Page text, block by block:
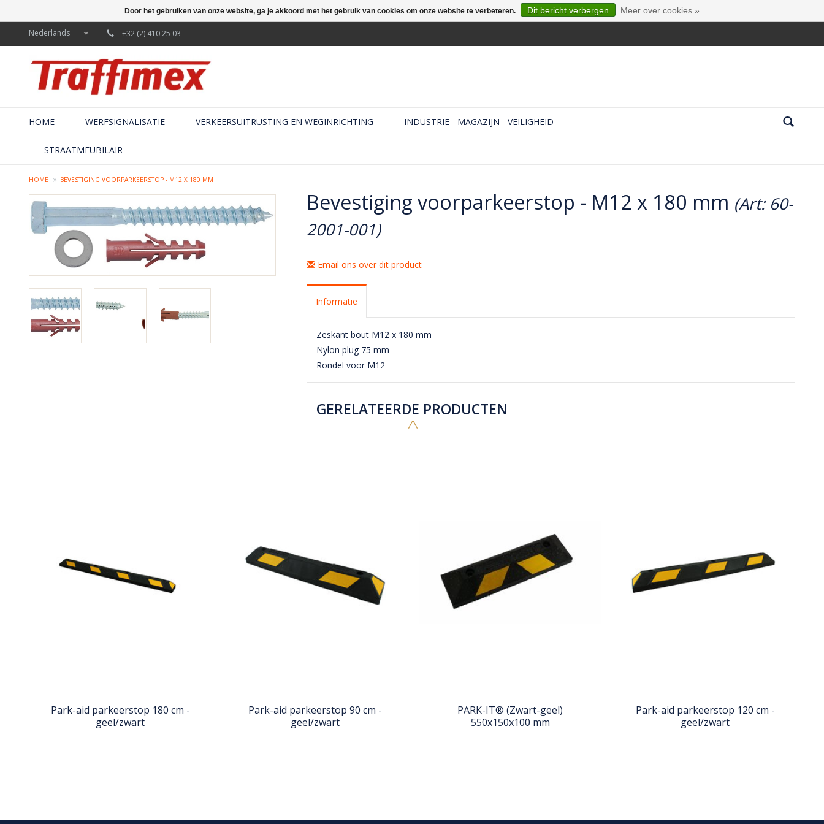
Nederlands +32 (2) 410 25 03
HOME WERFSIGNALISATIE VERKEERSUITRUSTING EN WEGINRICHTING INDUSTRIE - MAGAZIJN - VEILIGHEID
STRAATMEUBILAIR
HOME BEVESTIGING VOORPARKEERSTOP - M12 X 180 MM
Bevestiging voorparkeerstop - M12 x 180 mm (Art: 60-
2001-001)
Email ons over dit product
Informatie
Zeskant bout M12 x 180 mm
Nylon plug 75 mm
Rondel voor M12
GERELATEERDE PRODUCTEN
Park-aid parkeerstop 180 cm -
geel/zwart
Park-aid parkeerstop 90 cm -
geel/zwart
PARK-IT® (Zwart-geel)
550x150x100 mm
Park-aid parkeerstop 120 cm -
geel/zwart
Door het gebruiken van onze website, ga je akkoord met het gebruik van cookies om onze website te verbeteren. Dit bericht verbergen Meer over cookies »